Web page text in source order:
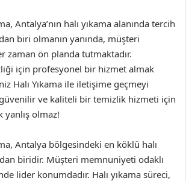
Antalya’nın halı yıkama alanında tercih
biri olmanın yanında, müşteri
zaman ön planda tutmaktadır.
için profesyonel bir hizmet almak
Halı Yıkama ile iletişime geçmeyi
güvenilir ve kaliteli bir temizlik hizmeti için
yanlış olmaz!
Antalya bölgesindeki en köklü halı
biridir. Müşteri memnuniyeti odaklı
lider konumdadır. Halı yıkama süreci,